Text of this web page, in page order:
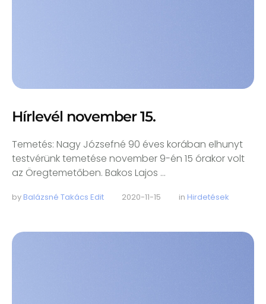
Hírlevél november 15.
Temetés: Nagy Józsefné 90 éves korában elhunyt
testvérünk temetése november 9-én 15 órakor volt
az Öregtemetőben. Bakos Lajos …
by Balázsné Takács Edit 2020-11-15 in Hirdetések